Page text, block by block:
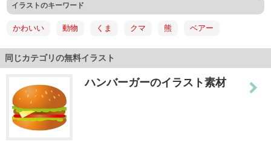
イラストのキーワード
かわいい 動物 くま クマ 熊 ベアー
同じカテゴリの無料イラスト
ハンバーガーのイラスト素材